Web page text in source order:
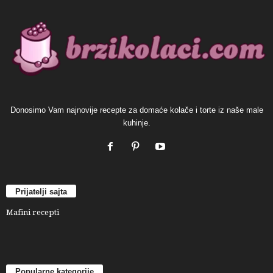
Donosimo Vam najnovije recepte za domaće kolače i torte iz naše male
kuhinje.
Prijatelji sajta
Mafini recepti